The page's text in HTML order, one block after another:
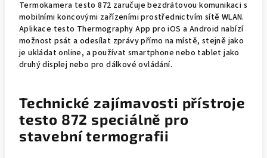
Termokamera testo 872 zaručuje bezdrátovou komunikaci s
mobilními koncovými zařízeními prostřednictvím sítě WLAN.
Aplikace testo Thermography App pro iOS a Android nabízí
možnost psát a odesílat zprávy přímo na místě, stejně jako
je ukládat online, a používat smartphone nebo tablet jako
druhý displej nebo pro dálkové ovládání.
Technické zajímavosti přístroje
testo 872 speciálně pro
stavební termografii